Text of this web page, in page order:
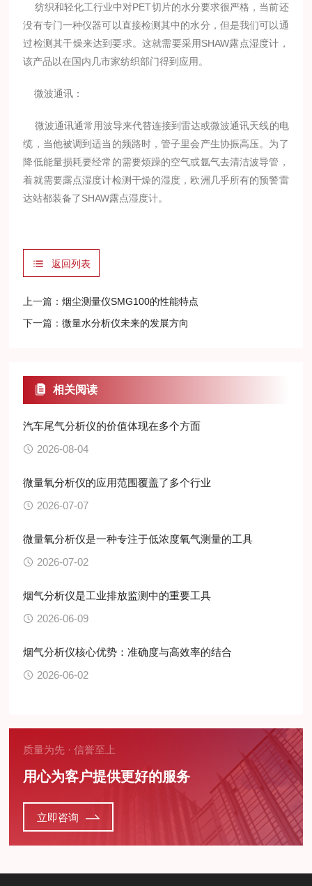
纺织和轻化工行业中对PET切片的水分要求很严格，当前还
没有专门一种仪器可以直接检测其中的水分，但是我们可以通
过检测其干燥来达到要求。这就需要采用SHAW露点湿度计，
该产品以在国内几市家纺织部门得到应用。
微波通讯：
微波通讯通常用波导来代替连接到雷达或微波通讯天线的电
缆，当他被调到适当的频路时，管子里会产生协振高压。为了
降低能量损耗要经常的需要烦躁的空气或氩气去清洁波导管，
着就需要露点湿度计检测干燥的湿度，欧洲几乎所有的预警雷
达站都装备了SHAW露点湿度计。
返回列表
上一篇：烟尘测量仪SMG100的性能特点
下一篇：微量水分析仪未来的发展方向
相关阅读
汽车尾气分析仪的价值体现在多个方面
2026-08-04
微量氧分析仪的应用范围覆盖了多个行业
2026-07-07
微量氧分析仪是一种专注于低浓度氧气测量的工具
2026-07-02
烟气分析仪是工业排放监测中的重要工具
2026-06-09
烟气分析仪核心优势：准确度与高效率的结合
2026-06-02
质量为先 · 信誉至上
用心为客户提供更好的服务
立即咨询